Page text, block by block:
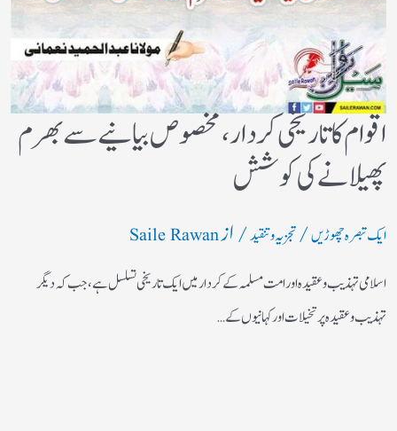
اقوام کا تاریخی کردار،مخصوص بیانیے سے بھرم
پھیلانے کی کوشش
ایک تبصرہ چھوڑیں/تجزیہ و تنقید/ ازSaile Rawan
اسلامی تہذیب و عقیدہ اور امت مسلمہ کے کردار میں ایک تاریخی تسلسل ہے، جب کہ دیگر
تہذیب و عقیدہ پر تخیلات اور کہانیوں کے…